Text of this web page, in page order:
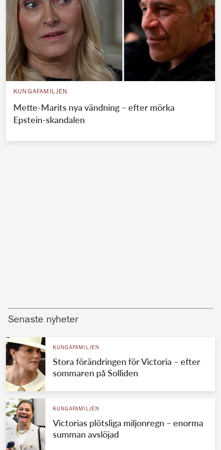
KUNGAFAMILJEN
Mette-Marits nya vändning – efter mörka
Epstein-skandalen
Senaste nyheter
KUNGAFAMILJEN
Stora förändringen för Victoria – efter
sommaren på Solliden
KUNGAFAMILJEN
Victorias plötsliga miljonregn – enorma
summan avslöjad